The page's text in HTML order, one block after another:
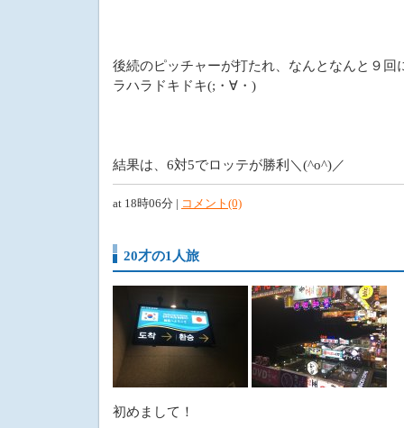
後続のピッチャーが打たれ、なんとなんと９回
ラハラドキドキ(;・∀・)
結果は、6対5でロッテが
at 18時06分 | コメント(0)
20才の1人旅
初めまして！